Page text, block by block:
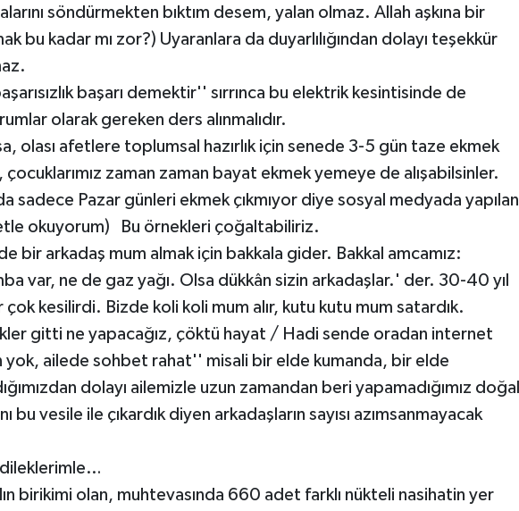
söndürmekten bıktım desem, yalan olmaz. Allah aşkına bir
bu kadar mı zor?) Uyaranlara da duyarlılığından dolayı teşekkür
başarı demektir'' sırrınca bu elektrik kesintisinde de
olarak gereken ders alınmalıdır.
olası afetlere toplumsal hazırlık için senede 3-5 gün taze ekmek
çocuklarımız zaman zaman bayat ekmek yemeye de alışabilsinler.
sadece Pazar günleri ekmek çıkmıyor diye sosyal medyada yapılan
okuyorum) Bu örnekleri çoğaltabiliriz.
bir arkadaş mum almak için bakkala gider. Bakkal amcamız:
var, ne de gaz yağı. Olsa dükkân sizin arkadaşlar.' der. 30-40 yıl
kesilirdi. Bizde koli koli mum alır, kutu kutu mum satardık.
gitti ne yapacağız, çöktü hayat / Hadi sende oradan internet
ailede sohbet rahat'' misali bir elde kumanda, bir elde
dolayı ailemizle uzun zamandan beri yapamadığımız doğal
bu vesile ile çıkardık diyen arkadaşların sayısı azımsanmayacak
dileklerimle…
birikimi olan, muhtevasında 660 adet farklı nükteli nasihatin yer